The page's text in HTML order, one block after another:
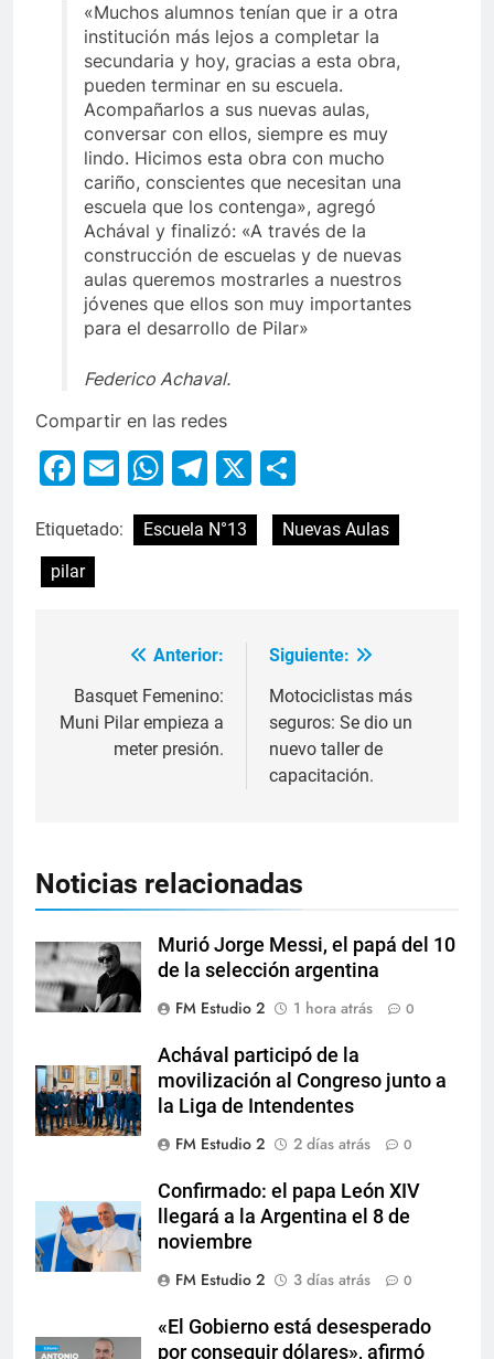
«Muchos alumnos tenían que ir a otra
institución más lejos a completar la
secundaria y hoy, gracias a esta obra,
pueden terminar en su escuela.
Acompañarlos a sus nuevas aulas,
conversar con ellos, siempre es muy
lindo. Hicimos esta obra con mucho
cariño, conscientes que necesitan una
escuela que los contenga», agregó
Achával y finalizó: «A través de la
construcción de escuelas y de nuevas
aulas queremos mostrarles a nuestros
jóvenes que ellos son muy importantes
para el desarrollo de Pilar»
Federico Achaval.
Compartir en las redes
Facebook
EmailWhatsApp
Telegram
X
Etiquetado: Escuela N°13
Nuevas Aulas
pilar
Anterior:
Basquet Femenino:
Muni Pilar empieza a
meter presión.
Siguiente:
Motociclistas más
seguros: Se dio un
nuevo taller de
capacitación.
Noticias relacionadas
Murió Jorge Messi, el papá del 10
de la selección argentina
FM Estudio 2
1 hora atrás 0
Achával participó de la
movilización al Congreso junto a
la Liga de Intendentes
FM Estudio 2
2 días atrás 0
Confirmado: el papa León XIV
llegará a la Argentina el 8 de
noviembre
FM Estudio 2
3 días atrás 0
«El Gobierno está desesperado
por conseguir dólares», afirmó